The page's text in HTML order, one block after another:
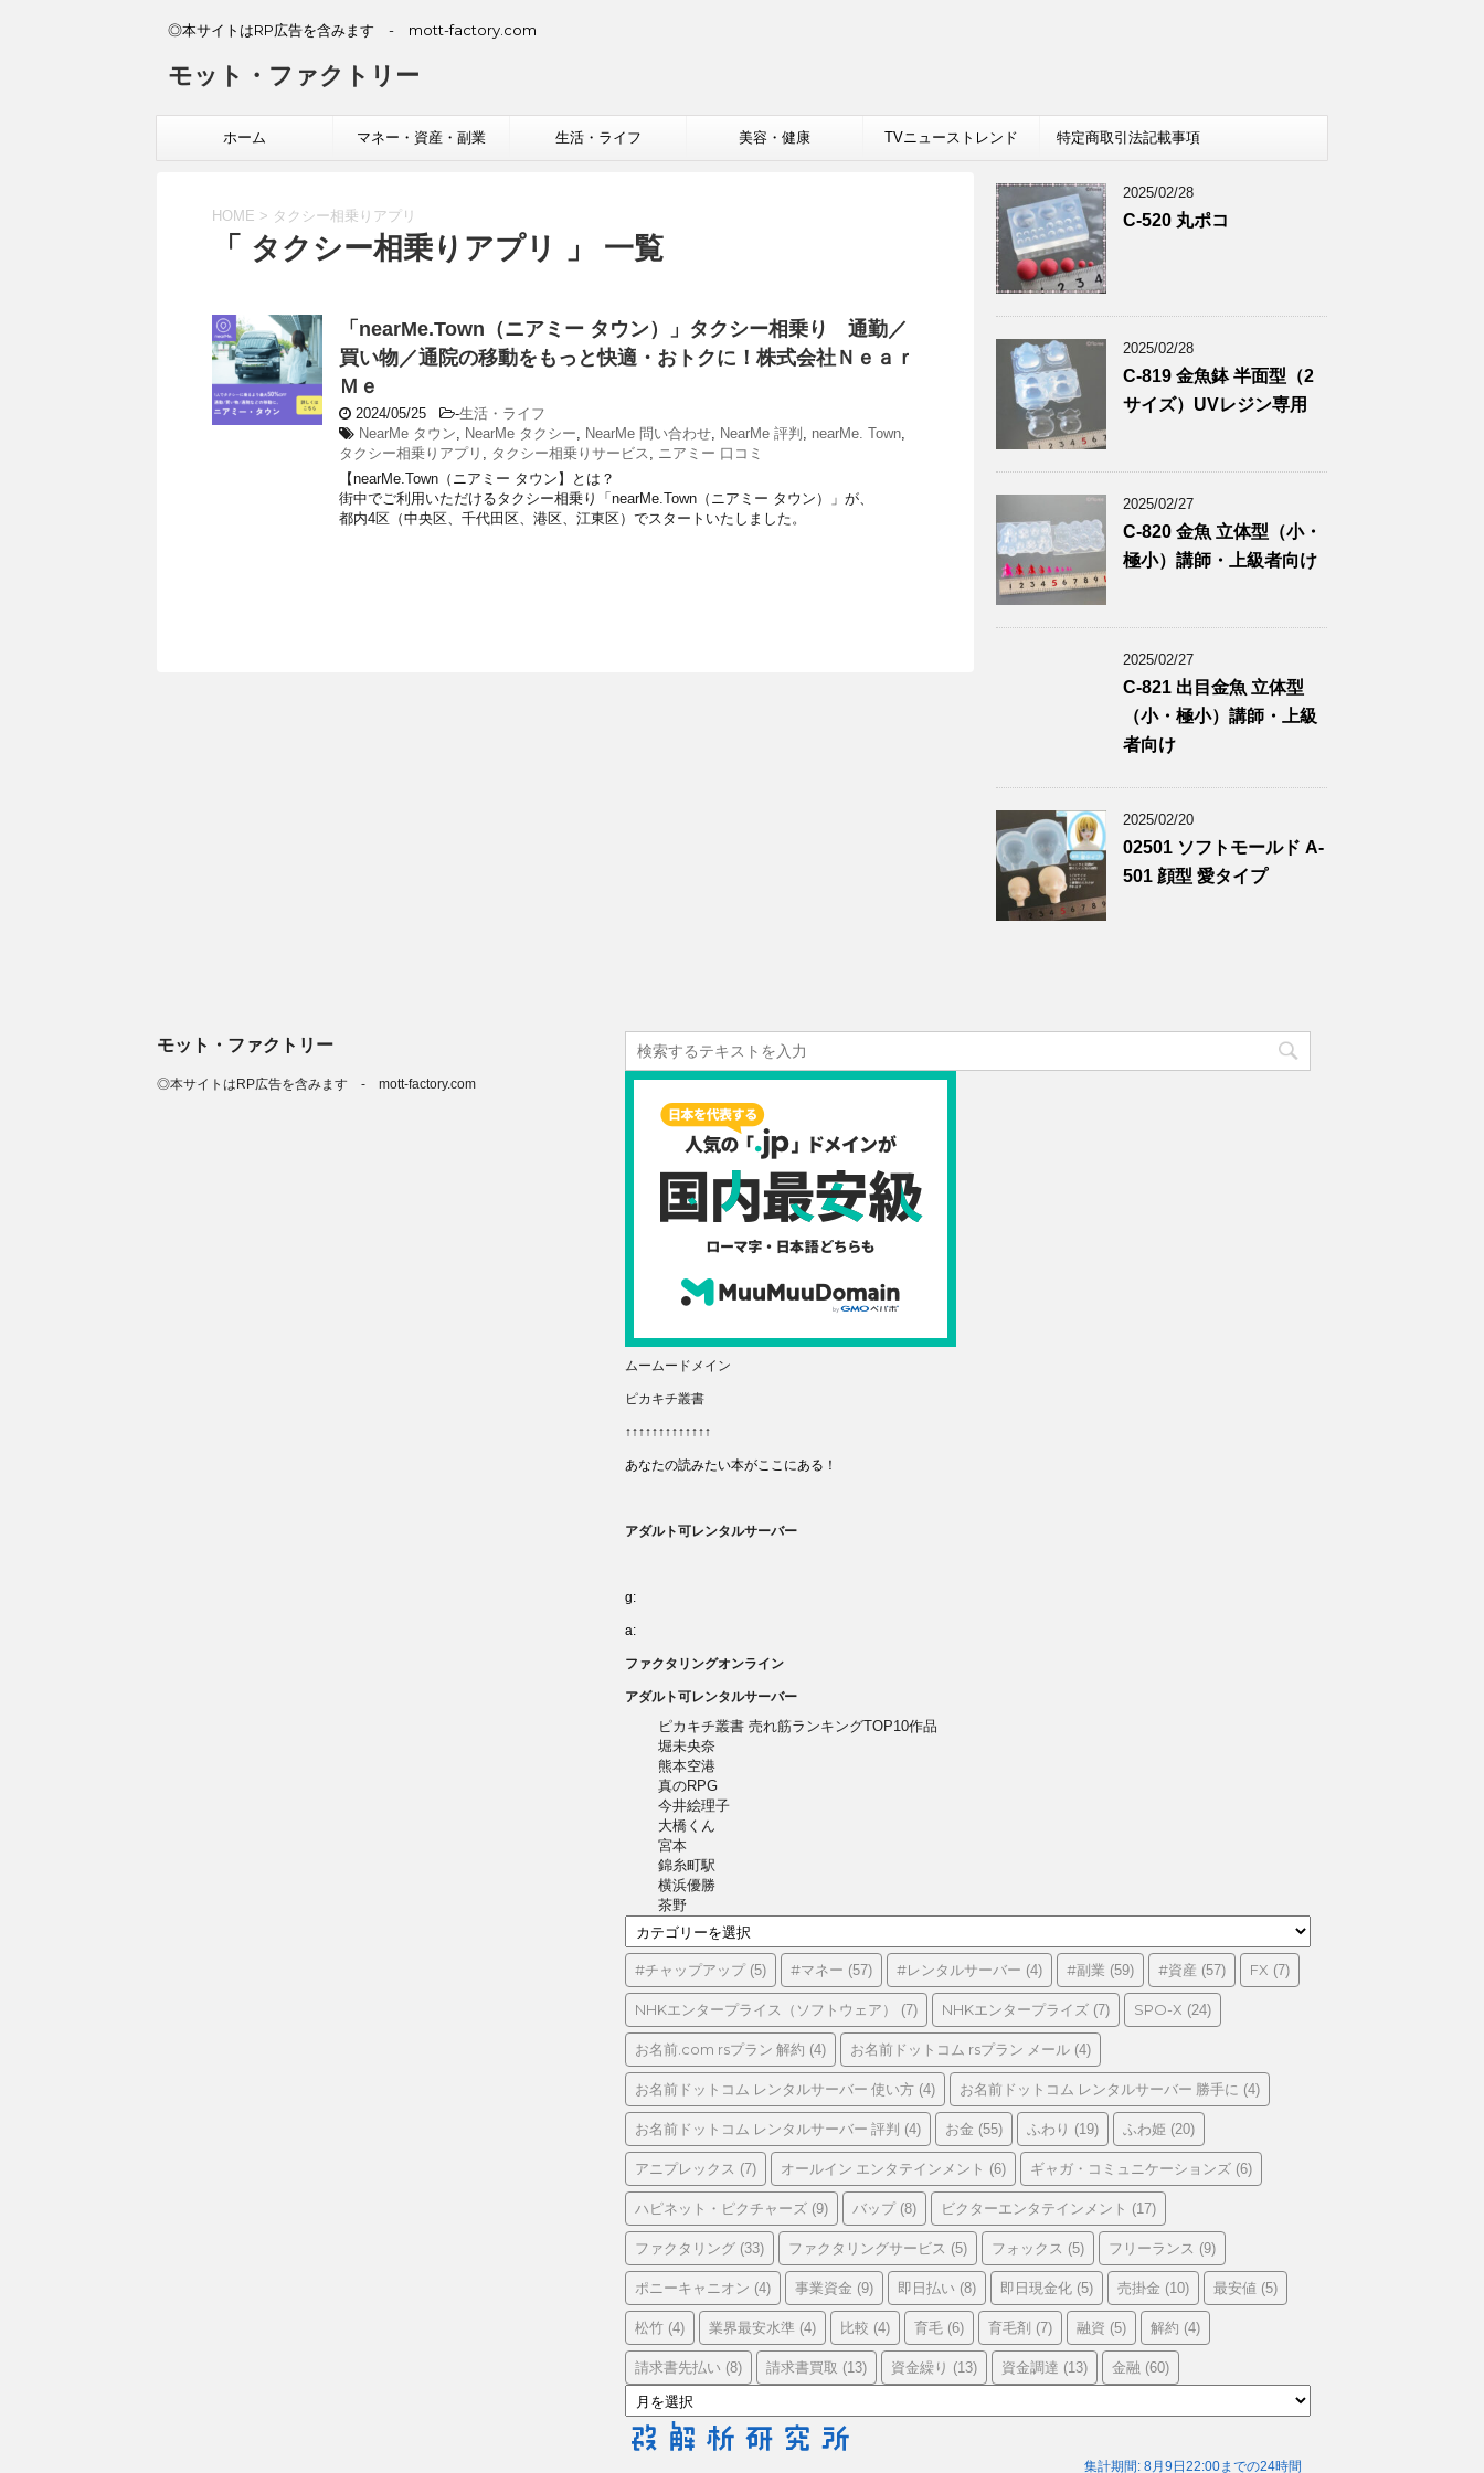
◎本サイトはRP広告を含みます - mott-factory.com
モット・ファクトリー
ホーム マネー・資産・副業 生活・ライフ 美容・健康 TVニューストレンド 特定商取引法記載事項
HOME > タクシー相乗りアプリ
「 タクシー相乗りアプリ 」 一覧
「nearMe.Town（ニアミー タウン）」タクシー相乗り 通勤／
買い物／通院の移動をもっと快適・おトクに！株式会社Ｎｅａｒ
Ｍｅ
2024/05/25 -生活・ライフ
NearMe タウン, NearMe タクシー, NearMe 問い合わせ, NearMe 評判 , nearMe. Town,
タクシー相乗りアプリ , タクシー相乗りサービス , ニアミー 口コミ
【nearMe.Town（ニアミー タウン】とは？
街中でご利用いただけるタクシー相乗り「nearMe.Town（ニアミー タウン）」が、
都内4区（中央区、千代田区、港区、江東区）でスタートいたしました。
2025/02/28
C-520 丸ポコ
2025/02/28
C-819 金魚鉢 半面型（2
サイズ）UVレジン専用
2025/02/27
C-820 金魚 立体型（小・
極小）講師・上級者向け
2025/02/27
C-821 出目金魚 立体型
（小・極小）講師・上級
者向け
2025/02/20
02501 ソフトモールド A-
501 顔型 愛タイプ
ムームードメイン
ピカキチ叢書
↑↑↑↑↑↑↑↑↑↑↑↑↑
あなたの読みたい本がここにある！
アダルト可レンタルサーバー
g:
a:
ファクタリングオンライン
アダルト可レンタルサーバー
ピカキチ叢書 売れ筋ランキングTOP10作品
堀未央奈
熊本空港
真のRPG
今井絵理子
大橋くん
宮本
錦糸町駅
横浜優勝
茶野
テ
ゴ
リ
ー
#チャップアップ(5) #マネー (57) #レンタルサーバー (4) #副業 (59) #資産 (57) FX (7)
NHKエンタープライス（ソフトウェア） (7) NHKエンタープライズ (7) SPO-X (24)
お名前.com rsプラン 解約 (4) お名前ドットコム rsプラン メール (4)
お名前ドットコム レンタルサーバー 使い方 (4) お名前ドットコム レンタルサーバー 勝手に (4)
お名前ドットコム レンタルサーバー 評判 (4) お金 (55) ふわり (19) ふわ姫 (20)
アニプレックス (7) オールイン エンタテインメント (6) ギャガ・コミュニケーションズ (6)
ハピネット・ピクチャーズ (9) バップ(8) ビクターエンタテインメント (17)
ファクタリング (33) ファクタリングサービス (5) フォックス (5) フリーランス (9)
ポニーキャニオン (4) 事業資金 (9) 即日払い (8) 即日現金化 (5) 売掛金 (10) 最安値 (5)
松竹 (4) 業界最安水準 (4) 比較 (4) 育毛 (6) 育毛剤 (7) 融資 (5) 解約 (4)
請求書先払い (8) 請求書買取 (13) 資金繰り (13) 資金調達 (13) 金融 (60)
ー
カ
イ
モット・ファクトリー
◎本サイトはRP広告を含みます - mott-factory.com